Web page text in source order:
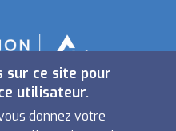
sur ce site pour
utilisateur.
donnez votre